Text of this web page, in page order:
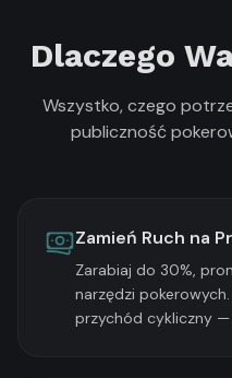
Dlaczego
Wszystko, czego
publiczność
Zamień Ruch na
Zarabiaj do 30%,
narzędzi
przychód cykliczny